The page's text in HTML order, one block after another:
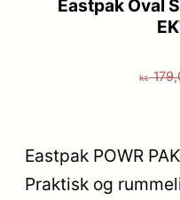
Eastpak Oval
kr.
Eastpak POWR
Praktisk og